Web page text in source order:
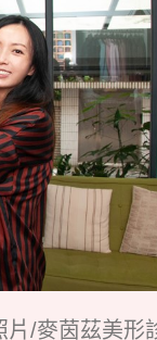
片/麥茵茲美形